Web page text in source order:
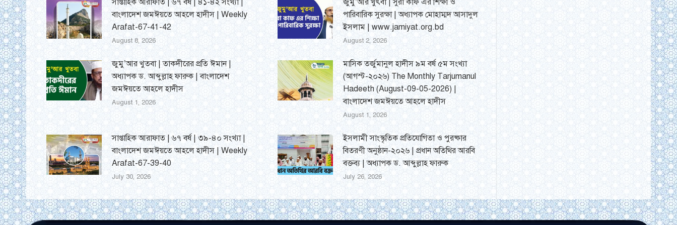
সাপ্তাহিক আরাফাত | ৬৭ বর্ষ | ৪১-৪২ সংখ্যা |
বাংলাদেশ জমঈয়তে আহলে হাদীস | Weekly
Arafat-67-41-42
August 8, 2026
জুমু’আর খুৎবা | সুরা কাফ এর শিক্ষা ও
পারিবারিক সুরক্ষা | অধ্যাপক মোহাম্মদ আসাদুল
ইসলাম | www.jamiyat.org.bd
August 2, 2026
জুমু’আর খুতবা | তাকদীরের প্রতি ঈমান |
অধ্যাপক ড. আব্দুল্লাহ ফারুক | বাংলাদেশ
জমঈয়তে আহলে হাদীস
August 1, 2026
মাসিক তর্জুমানুল হাদীস ৯ম বর্ষ ৫ম সংখ্যা
(আগস্ট-২০২৬) The Monthly Tarjumanul
Hadeeth (August-09-05-2026) |
বাংলাদেশ জমঈয়তে আহলে হাদীস
August 1, 2026
সাপ্তাহিক আরাফাত | ৬৭ বর্ষ | ৩৯-৪০ সংখ্যা |
বাংলাদেশ জমঈয়তে আহলে হাদীস | Weekly
Arafat-67-39-40
July 30, 2026
ইসলামী সাংস্কৃতিক প্রতিযোগিতা ও পুরষ্কার
বিতরণী অনুষ্ঠান-২০২৬ | প্রধান অতিথির আরবি
বক্তব্য | অধ্যাপক ড. আব্দুল্লাহ ফারুক
July 26, 2026